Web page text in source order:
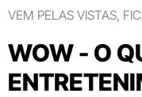
VEM PELAS VISTAS,
WOW - O